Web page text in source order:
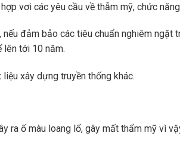
vơi các yêu cầu về thẫm mỹ, chức
nếu đảm bảo các tiêu chuẩn nghiêm ngặt
lên tới 10 năm.
xây dựng truyền thống khác.
ra ố màu loang lổ, gây mất thẩm mỹ vì